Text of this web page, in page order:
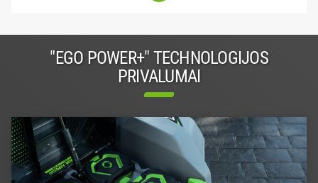
"EGO POWER+" TECHNOLOGIJOS
PRIVALUMAI